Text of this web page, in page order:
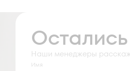
Наши менеджеры
Имя